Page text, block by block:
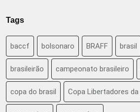
Tags
baccf bolsonaro BRAFF brasil
brasileirão campeonato brasileiro
copa do brasil Copa Libertadores